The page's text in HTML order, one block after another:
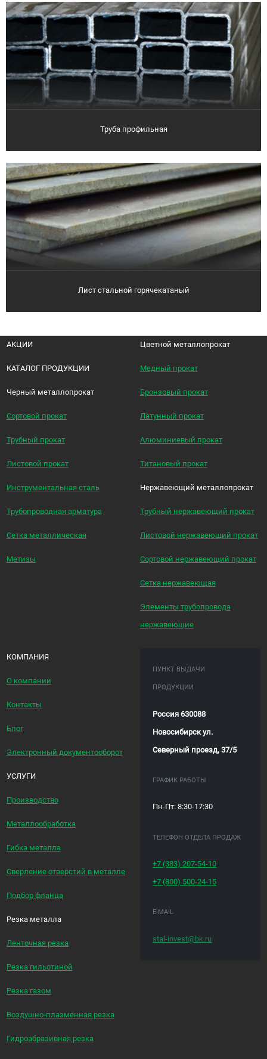
Труба профильная
Лист стальной горячекатаный
АКЦИИ
КАТАЛОГ ПРОДУКЦИИ
Черный металлопрокат
Сортовой прокат
Трубный прокат
Листовой прокат
Инструментальная сталь
Трубопроводная арматура
Сетка металлическая
Метизы
Цветной металлопрокат
Медный прокат
Бронзовый прокат
Латунный прокат
Алюминиевый прокат
Титановый прокат
Нержавеющий металлопрокат
Трубный нержавеющий прокат
Листовой нержавеющий прокат
Сортовой нержавеющий прокат
Сетка нержавеющая
Элементы трубопровода
нержавеющие
КОМПАНИЯ
О компании
Контакты
Блог
Электронный документооборот
УСЛУГИ
Производство
Металлообработка
Гибка металла
Сверление отверстий в металле
Подбор фланца
Резка металла
Ленточная резка
Резка гильотиной
Резка газом
Воздушно-плазменная резка
Гидроабразивная резка
ПУНКТ ВЫДАЧИ
ПРОДУКЦИИ
Россия 630088
Новосибирск ул.
Северный проезд, 37/5
ГРАФИК РАБОТЫ
Пн-Пт: 8:30-17:30
ТЕЛЕФОН ОТДЕЛА ПРОДАЖ
+7 (383)207-54-10
+7 (800) 500-24-15
E-MAIL
stal-invest@bk.ru